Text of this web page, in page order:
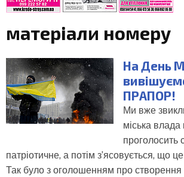
матеріали номеру
На День
ПРАПОР!
Ми вже
міська
проголосить
патріотичне, а потім з’ясовується, що
Так було з оголошенням про створення